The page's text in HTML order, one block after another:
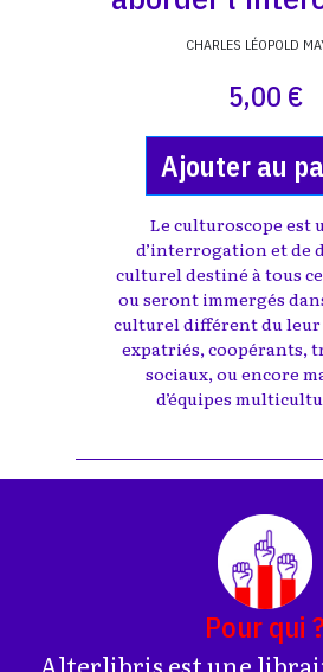
CHARLES LÉOPOLD
5,00 €
Ajouter au
Le culturoscope est
d’interrogation et de
culturel destiné à tous
ou seront immergés
culturel différent du leur
expatriés, coopérants,
sociaux, ou encore
d’équipes
Pour qui ?
Alterlibris est une